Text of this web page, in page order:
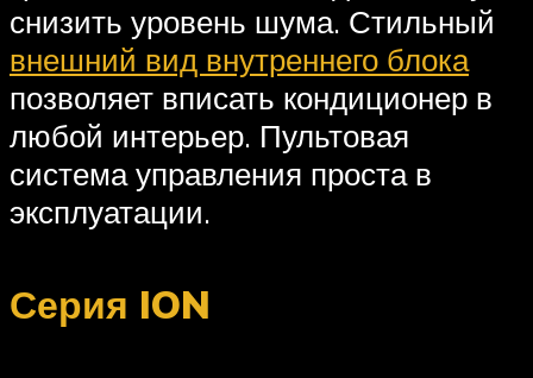
снизить уровень шума. Стильный
внешний вид внутреннего блока
позволяет вписать кондиционер в
любой интерьер. Пультовая
система управления проста в
эксплуатации.
Серия ION